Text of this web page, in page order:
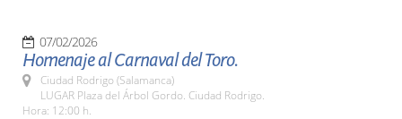
07/02/2026
Homenaje al Carnaval del Toro.
Ciudad Rodrigo (Salamanca)
LUGAR Plaza del Árbol Gordo. Ciudad Rodrigo.
Hora: 12:00 h.